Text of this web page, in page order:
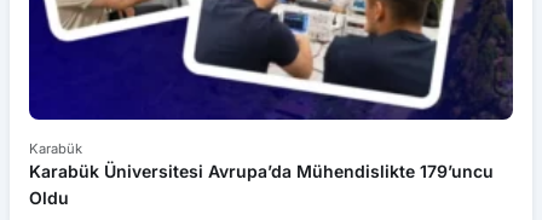
Karabük
Karabük Üniversitesi Avrupa’da Mühendislikte 179’uncu
Oldu